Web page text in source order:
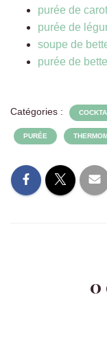
purée de
purée de
soupe de
purée de
Catégories :
PURÉE
0